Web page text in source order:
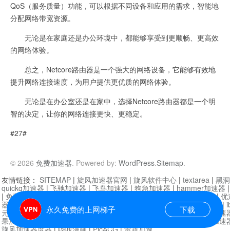
QoS（服务质量）功能，可以根据不同设备和应用的需求，智能地
分配网络带宽资源。
无论是在家庭还是办公环境中，都能够享受到更顺畅、更高效
的网络体验。
总之，Netcore路由器是一个强大的网络设备，它能够有效地
提升网络连接速度，为用户提供更优质的网络体验。
无论是在办公室还是在家中，选择Netcore路由器都是一个明
智的决定，让你的网络连接更快、更稳定。
#27#
© 2026 免费加速器. Powered by: WordPress.Sitemap.
永久免费的上网梯子 下载
友情链接： SITEMAP | 旋风加速器官网 | 旋风软件中心 | textarea | 黑
quickq加速器 | 飞驰加速器 | 飞鸟加速器 | 狗急加速器 | hammer加速器
| 免费vqn加速外网 迷雾通|优
器| 快柠檬加速器 |黑洞加速 |falemon 快橙加速器|anycast加速器 |
元机场加速器 |一元机场|老王加速器 | 白石山|
小牛加速
果加速器|黑洞加速
芒果加速